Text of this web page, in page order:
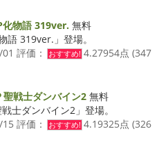
物語 319ver. 無料
語 319ver.」登場。
評価：
おすすめ! 4.27954点 (347
戦士ダンバイン2 無料
士ダンバイン2」登場。
評価：
おすすめ! 4.19325点 (326